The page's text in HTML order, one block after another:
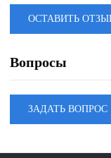
65 см, ПОБ 67 см.
ОСТАВИТЬ
Вопросы
ЗАДАТЬ ВОПРОС